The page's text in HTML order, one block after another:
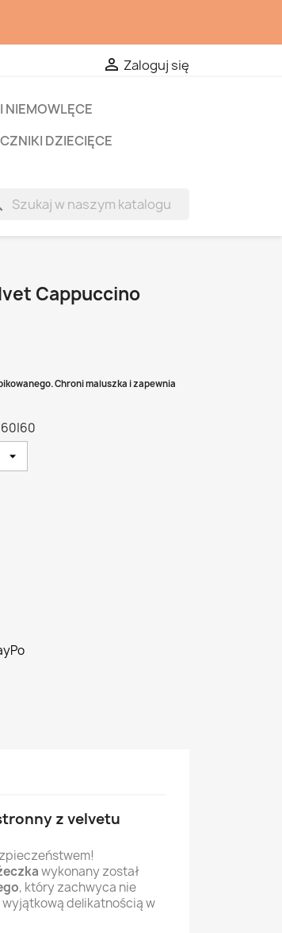
 Zaloguj się
NIEMOWLĘCE
DZIECIĘCE
Cappuccino
Chroni maluszka i zapewnia
z velvetu
wykonany został
, który zachwyca nie
delikatnością w